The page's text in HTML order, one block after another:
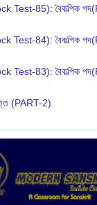
Test-85): বৈকল্পিক
Test-84): বৈকল্পিক
Test-83): বৈকল্পিক
(PART-2)